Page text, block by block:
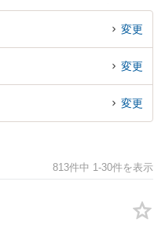
護士を検索したい』『初回相談無
変更
変更
変更
813件中 1-30件を表示